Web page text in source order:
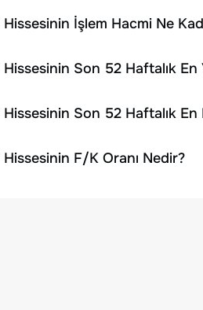
İşlem Hacmi Ne
Son 52 Haftalık
Son 52 Haftalık
F/K Oranı Nedir?